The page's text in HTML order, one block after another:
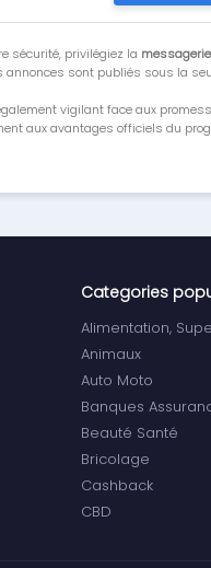
sécurité, privilégiez la
annonces sont publiés sous la
vigilant face aux
aux avantages officiels du
Categories
Alimentation,
Animaux
Auto Moto
Banques
Beauté Santé
Bricolage
Cashback
CBD